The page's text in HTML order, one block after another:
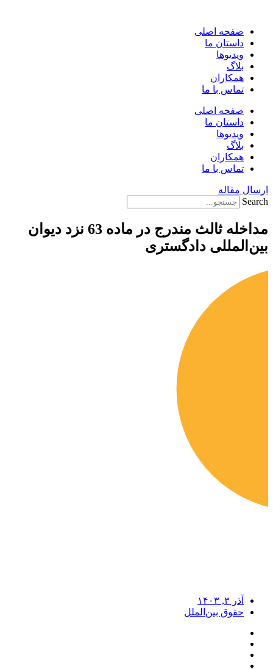
محتوا
صفحه اصلی
داستان ما
ویدیوها
بلاگ
همکاران
تماس با ما
صفحه اصلی
داستان ما
ویدیوها
بلاگ
همکاران
تماس با ما
ارسال مقاله
Search
مداخله ثالث مندرج در ماده 63 نزد دیوان
بین‌المللی دادگستری
آذر ۳, ۱۴۰۳
حقوق بین‌الملل